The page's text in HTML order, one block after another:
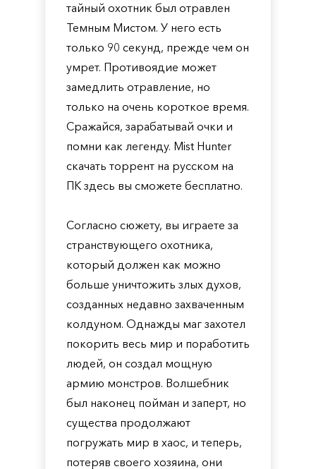
тайный охотник был отравлен
Темным Мистом. У него есть
только 90 секунд, прежде чем он
умрет. Противоядие может
замедлить отравление, но
только на очень короткое время.
Сражайся, зарабатывай очки и
помни как легенду. Mist Hunter
скачать торрент на русском на
ПК здесь вы сможете бесплатно.
Согласно сюжету, вы играете за
странствующего охотника,
который должен как можно
больше уничтожить злых духов,
созданных недавно захваченным
колдуном. Однажды маг захотел
покорить весь мир и поработить
людей, он создал мощную
армию монстров. Волшебник
был наконец пойман и заперт, но
существа продолжают
погружать мир в хаос, и теперь,
потеряв своего хозяина, они